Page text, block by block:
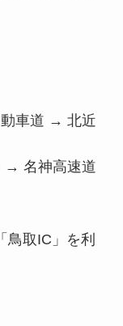
動車道 → 北近
→ 名神高速道
鳥取IC」を利